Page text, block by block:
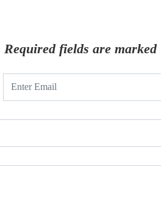
Required fields are marked